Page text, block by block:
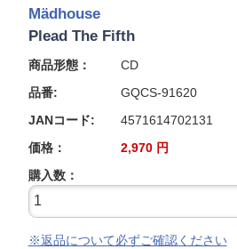
Mädhouse
Plead The Fifth
商品形態：
CD
品番:
GQCS-91620
JANコード:
4571614702131
価格：
2,970 円
購入数：
※返品について必ずご確認ください